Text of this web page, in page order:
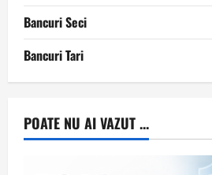
Bancuri Seci
Bancuri Tari
POATE NU AI VAZUT ...